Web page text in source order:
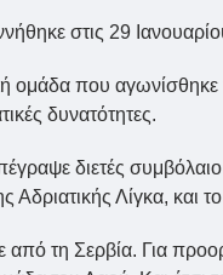
στις 29
που αγωνίσθηκε
δυνατότητες.
διετές
Αδριατικής Λίγκα, και
από τη Σερβία. Για